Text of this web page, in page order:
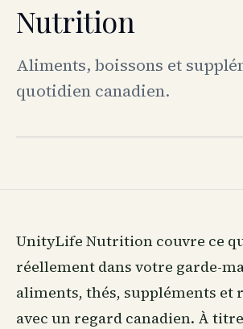
Nutrition
Aliments, boissons et
quotidien canadien.
UnityLife Nutrition couvre ce
réellement dans votre garde-
aliments, thés, suppléments et
avec un regard canadien. À